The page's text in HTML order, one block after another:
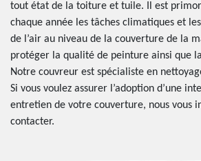
tout état de la toiture et tuile. Il est
chaque année les tâches climatiques et
de l’air au niveau de la couverture de la
protéger la qualité de peinture ainsi que
Notre couvreur est spécialiste en
Si vous voulez assurer l’adoption d’une
entretien de votre couverture, nous vous
contacter.